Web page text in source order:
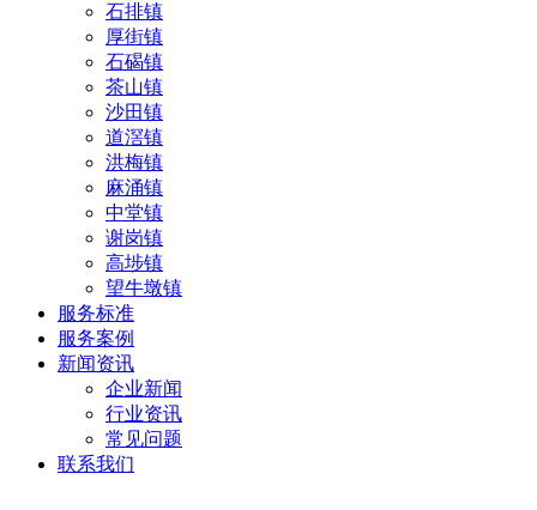
石排镇
厚街镇
石碣镇
茶山镇
沙田镇
道滘镇
洪梅镇
麻涌镇
中堂镇
谢岗镇
高埗镇
望牛墩镇
服务标准
服务案例
新闻资讯
企业新闻
行业资讯
常见问题
联系我们